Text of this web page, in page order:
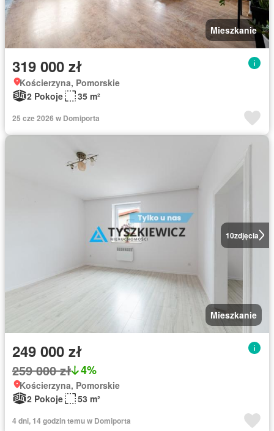
Mieszkanie
319 000 zł
Kościerzyna, Pomorskie
2 Pokoje
35 m²
25 cze 2026 w Domiporta
10zdjęcia
Mieszkanie
249 000 zł
259 000 zł 4%
Kościerzyna, Pomorskie
2 Pokoje
53 m²
4 dni, 14 godzin temu w Domiporta